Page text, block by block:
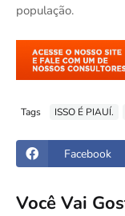
população.
Tags ISSO É PIAUÍ.
Facebook
Você Vai